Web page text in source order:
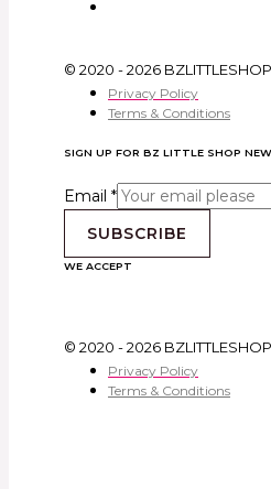
© 2020 - 2026
Privacy Policy
Terms & Conditions
SIGN UP FOR BZ LITTLE SHOP
Email *
SUBSCRIBE
WE ACCEPT
© 2020 - 2026
Privacy Policy
Terms & Conditions